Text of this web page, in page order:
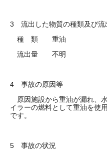
3 流出した物質の種類及び流
種 類 重油
流出量 不明
4 事故の原因等
原因施設から重油が漏れ、
イラーの燃料として重油を使
です。
5 事故の状況